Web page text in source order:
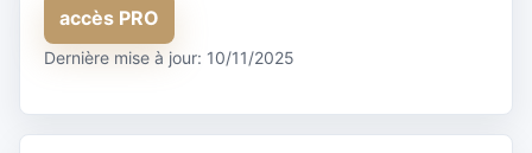
accès PRO
Dernière mise à jour: 10/11/2025